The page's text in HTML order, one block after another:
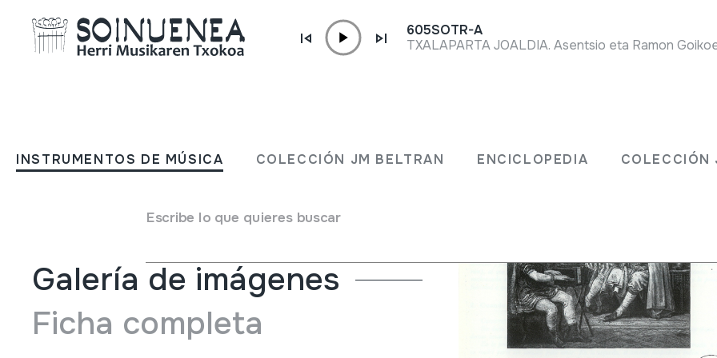
INSTRUMENTOS DE MÚSICA COLECCIÓN JM BELTRAN ENCICLOPEDIA COLECCIÓN
Escribe lo que quieres buscar
605SOTR-A
Kantes Djudeo-Espanyoles
Tipo de Instrumento de música Voz
Galería de imágenes
Ficha completa